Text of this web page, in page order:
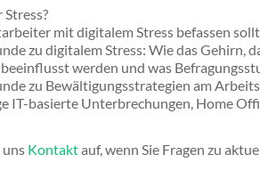
mit digitalem Stress befassen
zu digitalem Stress: Wie das Gehirn,
werden und was
zu Bewältigungsstrategien am
IT-basierte Unterbrechungen, Home
uns Kontaktauf, wenn Sie Fragen zu